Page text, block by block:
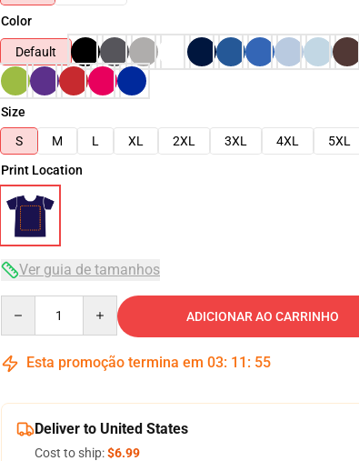
Color
Default
Size
S
M L XL 2XL 3XL 4XL
5XL
Print Location
Ver guia de tamanhos
ADICIONAR AO CARRINHO
Esta promoção termina em 03: 11 : 54
Deliver to United States
Cost to ship:$6.99